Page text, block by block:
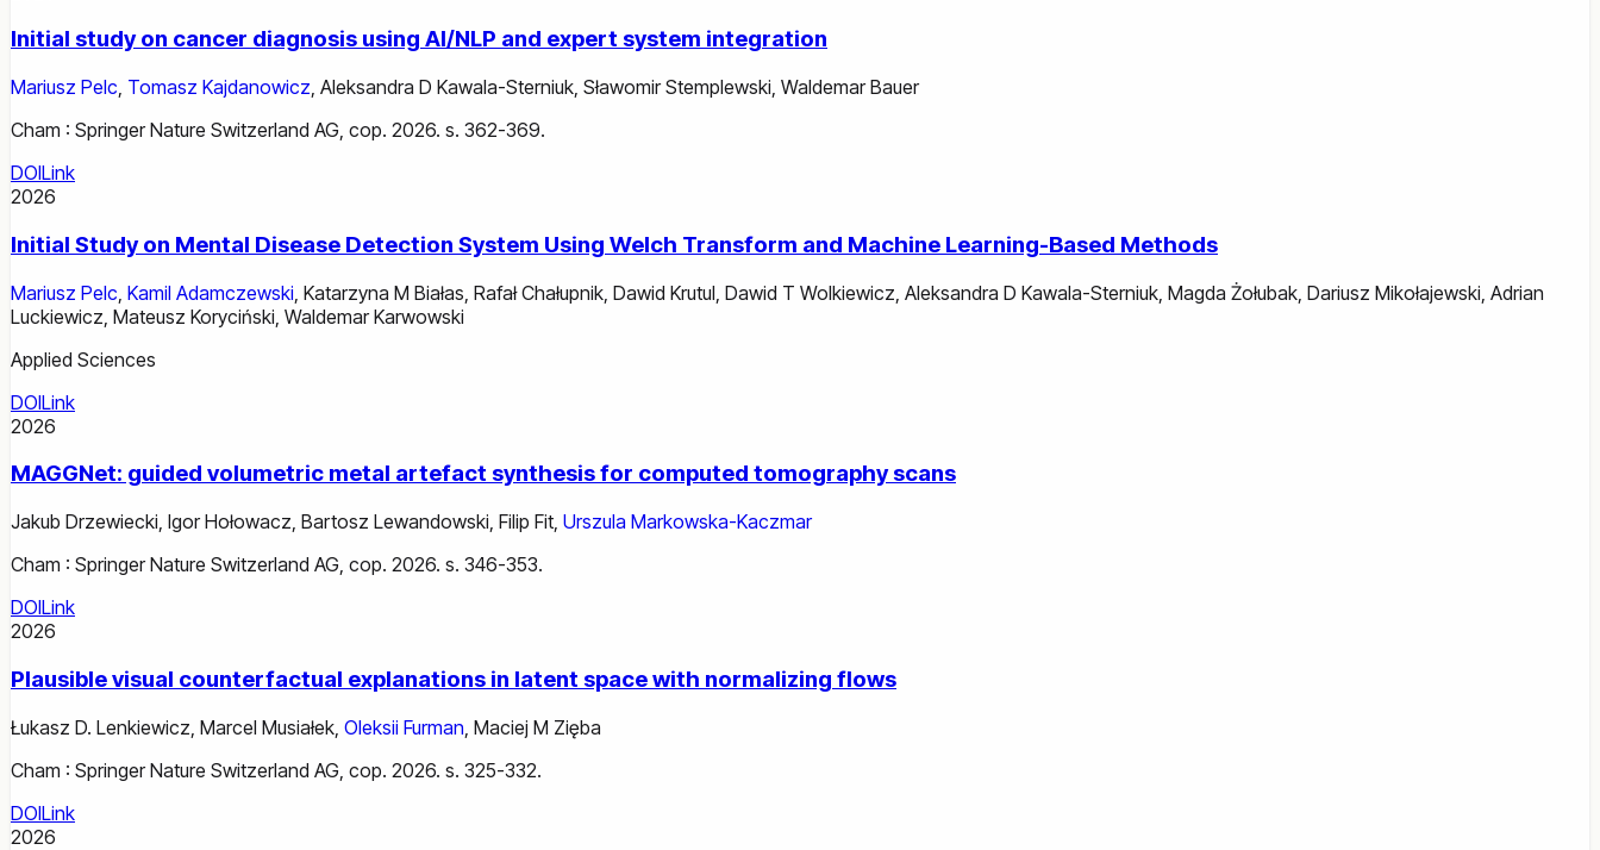
Initial study on cancer diagnosis using AI/NLP and expert system integration
Mariusz Pelc, Tomasz Kajdanowicz, Aleksandra D Kawala-Sterniuk, Sławomir Stemplewski, Waldemar Bauer
Cham : Springer Nature Switzerland AG, cop. 2026. s. 362-369.
DOILink
2026
Initial Study on Mental Disease Detection System Using Welch Transform and Machine Learning-Based Methods
Mariusz Pelc Kamil Adamczewski Katarzyna M Białas Rafał Chałupnik Dawid Krutul Dawid T Wolkiewicz Aleksandra D Kawala-Sterniuk Magda Żołubak Dariusz Mikołajewski Adrian
Luckiewicz Mateusz Koryciński Waldemar Karwowski
Applied Sciences
DOILink
2026
MAGGNet: guided volumetric metal artefact synthesis for computed tomography scans
Jakub Drzewiecki, Igor Hołowacz, Bartosz Lewandowski, Filip Fit, Urszula Markowska-Kaczmar
Cham : Springer Nature Switzerland AG, cop. 2026. s. 346-353.
DOILink
2026
Plausible visual counterfactual explanations in latent space with normalizing flows
Łukasz D. Lenkiewicz Marcel Musiałek Oleksii Furman Maciej M Zięba
Cham : Springer Nature Switzerland AG, cop. 2026. s. 325-332.
DOILink
2026